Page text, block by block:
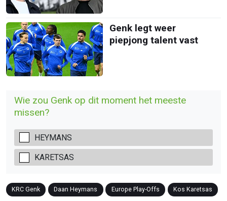
Genk legt weer
piepjong talent vast
Wie zou Genk op dit moment het meeste
missen?
HEYMANS
KARETSAS
KRC Genk Daan Heymans Europe Play-Offs Kos Karetsas